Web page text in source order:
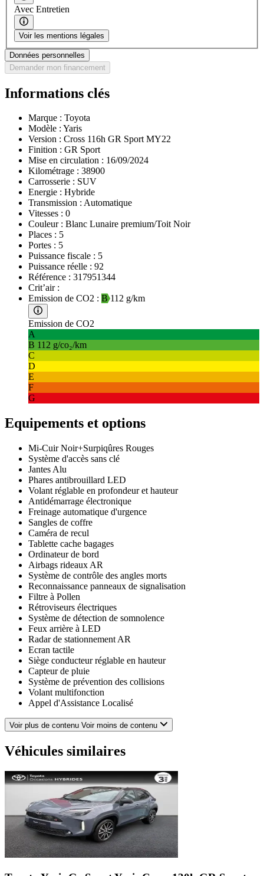
Avec Entretien
Voir les mentions légales
Données personnelles
Demander mon financement
Informations clés
Marque : Toyota
Modèle : Yaris
Version : Cross 116h GR Sport MY22
Finition : GR Sport
Mise en circulation : 16/09/2024
Kilométrage : 38900
Carrosserie : SUV
Energie : Hybride
Transmission : Automatique
Vitesses : 0
Couleur : Blanc Lunaire premium/Toit Noir
Places : 5
Portes : 5
Puissance fiscale : 5
Puissance réelle : 92
Référence : 317951344
Crit’air :
Emission de CO2 : B112 g/km
Emission de CO2
A
B 112 g/co₂/km
C
D
E
F
G
Equipements et options
Mi-Cuir Noir+Surpiqûres Rouges
Système d'accès sans clé
Jantes Alu
Phares antibrouillard LED
Volant réglable en profondeur et hauteur
Antidémarrage électronique
Freinage automatique d'urgence
Sangles de coffre
Caméra de recul
Tablette cache bagages
Ordinateur de bord
Airbags rideaux AR
Système de contrôle des angles morts
Reconnaissance panneaux de signalisation
Filtre à Pollen
Rétroviseurs électriques
Système de détection de somnolence
Feux arrière à LED
Radar de stationnement AR
Ecran tactile
Siège conducteur réglable en hauteur
Capteur de pluie
Système de prévention des collisions
Volant multifonction
Appel d'Assistance Localisé
Système avancé de détection d'obstacles
Système d'alerte de véhicule en approche
Airbags latéraux avant
GPS Cartographique
Radio numérique DAB
Système d'éclairage intelligent
Commandes du système audio au volant
Siège passager chauffant
6 Haut parleurs
Rétroviseur intérieur électrochrome
Démarrage sans clé
Fixations Isofix aux places arrières
Détecteur de sous-gonflage
Voir plus de contenu Voir moins de contenu
Véhicules similaires